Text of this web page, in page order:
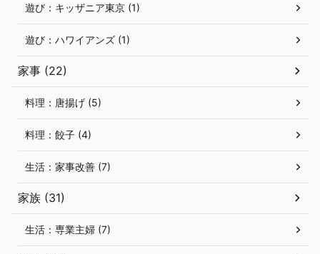
遊び：キッザニア東京 (1)
遊び：ハワイアンズ (1)
家事 (22)
料理：唐揚げ (5)
料理：餃子 (4)
生活：家事改善 (7)
家族 (31)
生活：専業主婦 (7)